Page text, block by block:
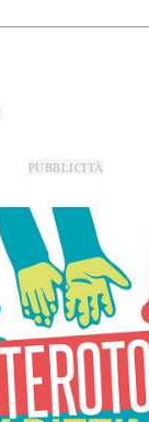
PUBBLICITÀ